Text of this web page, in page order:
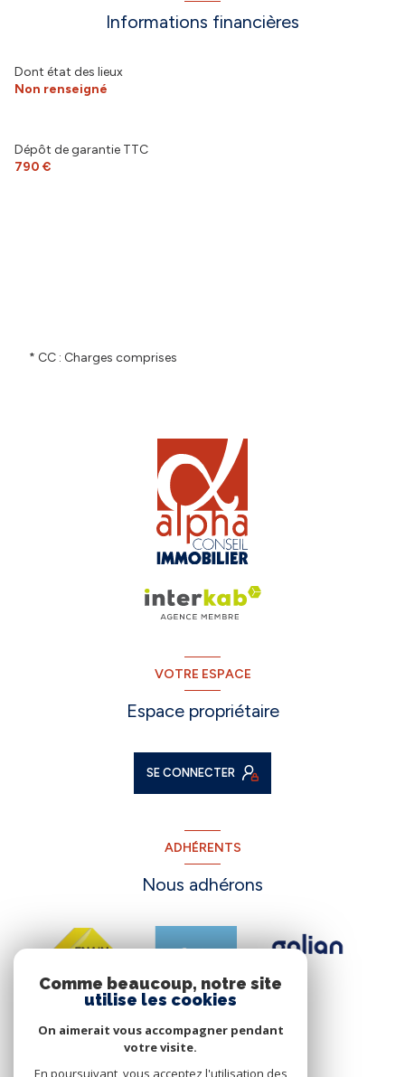
Informations financières
Dont état des lieux
Non renseigné
Dépôt de garantie TTC
790 €
* CC : Charges comprises
VOTRE ESPACE
Espace propriétaire
SE CONNECTER
ADHÉRENTS
Nous adhérons
Comme beaucoup, notre site
utilise les cookies
On aimerait vous accompagner pendant
votre visite.
En poursuivant, vous acceptez l'utilisation des